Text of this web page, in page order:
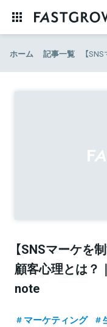
ホーム 記事一覧
【SNSマーケを
顧客心理とは？
note
マーケティング